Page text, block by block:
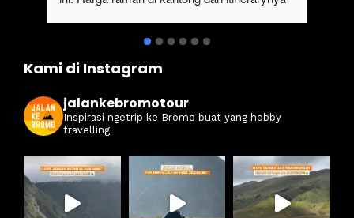
Kami di Instagram
jalankebromotour
Inspirasi ngetrip ke Bromo buat yang hobby
travelling